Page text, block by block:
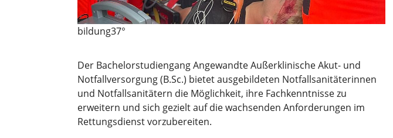
bildung37°
Der Bachelorstudiengang Angewandte Außerklinische Akut- und
Notfallversorgung (B.Sc.) bietet ausgebildeten Notfallsanitäterinnen
und Notfallsanitätern die Möglichkeit, ihre Fachkenntnisse zu
erweitern und sich gezielt auf die wachsenden Anforderungen im
Rettungsdienst vorzubereiten.